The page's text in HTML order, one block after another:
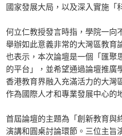
國家發展大局，以及深入實施「
何立仁教授發言時指，學院一向
舉辦如此意義非常的大灣區教育
也表示，本次論壇是一個「匯聚
的平台」，並希望通過論壇推廣
香港教育界融入充滿活力的大灣
作為國際人才和專業發展中心的
首屆論壇的主題為「創新教育與
演講和圓桌討論環節。三位主旨